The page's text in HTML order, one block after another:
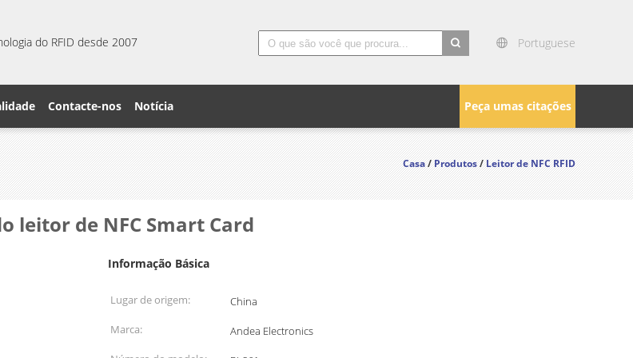
do RFID desde 2007
Portuguese
Peça umas citações
Contacte-nos Notícia
Casa/Produtos/Leitor de NFC RFID
leitor de NFC Smart Card
Informação Básica
Lugar de origem:
China
Marca:
Andea Electronics